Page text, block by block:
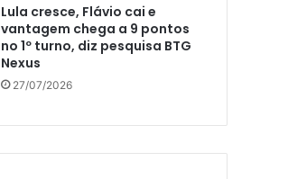
Lula cresce, Flávio cai e
vantagem chega a 9 pontos
no 1º turno, diz pesquisa BTG
Nexus
27/07/2026